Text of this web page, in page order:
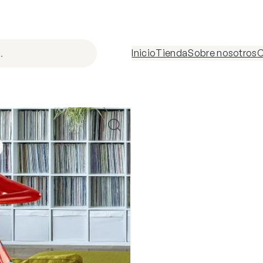
InicioTiendaSobre nosotros